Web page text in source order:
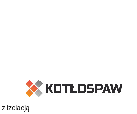
izolacją